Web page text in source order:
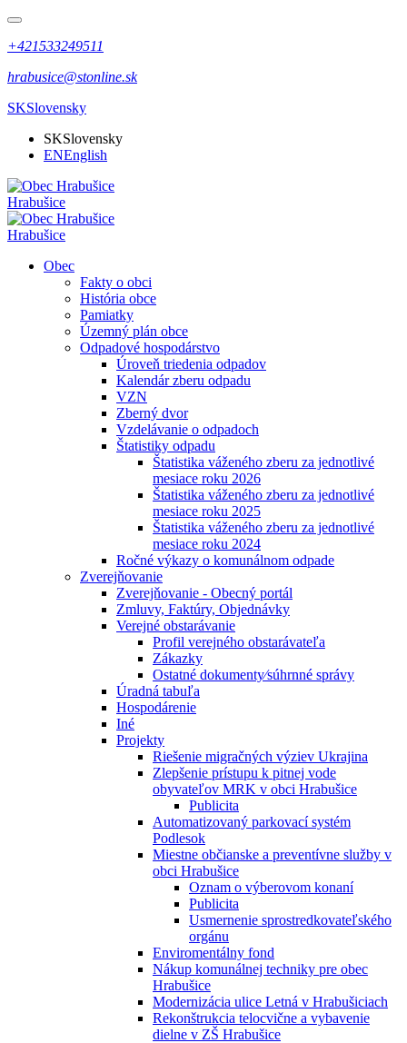
+421533249511
hrabusice@stonline.sk
SKSlovensky
SKSlovensky
ENEnglish
Hrabušice
Hrabušice
Obec
Fakty o obci
História obce
Pamiatky
Územný plán obce
Odpadové hospodárstvo
Úroveň triedenia odpadov
Kalendár zberu odpadu
VZN
Zberný dvor
Vzdelávanie o odpadoch
Štatistiky odpadu
Štatistika váženého zberu za jednotlivé
mesiace roku 2026
Štatistika váženého zberu za jednotlivé
mesiace roku 2025
Štatistika váženého zberu za jednotlivé
mesiace roku 2024
Ročné výkazy o komunálnom odpade
Zverejňovanie
Zverejňovanie - Obecný portál
Zmluvy, Faktúry, Objednávky
Verejné obstarávanie
Profil verejného obstarávateľa
Zákazky
Ostatné dokumenty⁄súhrnné správy
Úradná tabuľa
Hospodárenie
Iné
Projekty
Riešenie migračných výziev Ukrajina
Zlepšenie prístupu k pitnej vode
obyvateľov MRK v obci Hrabušice
Publicita
Automatizovaný parkovací systém
Podlesok
Miestne občianske a preventívne služby v
obci Hrabušice
Oznam o výberovom konaní
Publicita
Usmernenie sprostredkovateľského
orgánu
Enviromentálny fond
Nákup komunálnej techniky pre obec
Hrabušice
Modernizácia ulice Letná v Hrabušiciach
Rekonštrukcia telocvične a vybavenie
dielne v ZŠ Hrabušice